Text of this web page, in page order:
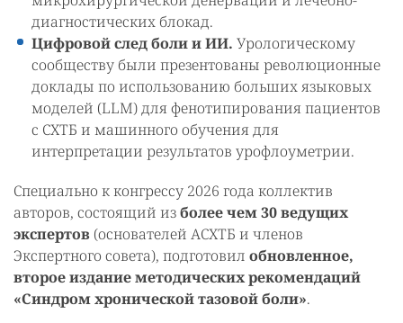
диагностических блокад.
Цифровой след боли и ИИ. Урологическому
сообществу были презентованы революционные
доклады по использованию больших языковых
моделей (LLM) для фенотипирования пациентов
с СХТБ и машинного обучения для
интерпретации результатов урофлоуметрии.
Специально к конгрессу 2026 года коллектив
авторов, состоящий изболее чем 30 ведущих
экспертов (основателей АСХТБ и членов
Экспертного совета), подготовил обновленное,
второе издание методических рекомендаций
«Синдром хронической тазовой боли».